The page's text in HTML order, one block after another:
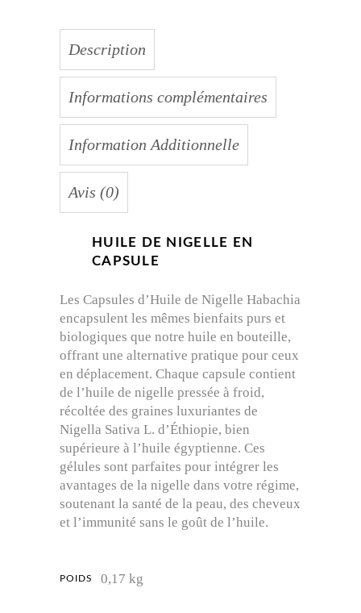
Description
Informations complémentaires
Information Additionnelle
Avis (0)
HUILE DE NIGELLE EN
CAPSULE
Les Capsules d’Huile de Nigelle Habachia
encapsulent les mêmes bienfaits purs et
biologiques que notre huile en bouteille,
offrant une alternative pratique pour ceux
en déplacement. Chaque capsule contient
de l’huile de nigelle pressée à froid,
récoltée des graines luxuriantes de
Nigella Sativa L. d’Éthiopie, bien
supérieure à l’huile égyptienne. Ces
gélules sont parfaites pour intégrer les
avantages de la nigelle dans votre régime,
soutenant la santé de la peau, des cheveux
et l’immunité sans le goût de l’huile.
POIDS 0,17 kg